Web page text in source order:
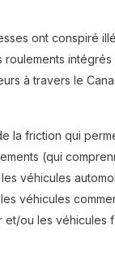
ont conspiré
à travers le
la friction qui
(qui
véhicules
véhicules
et/ou les